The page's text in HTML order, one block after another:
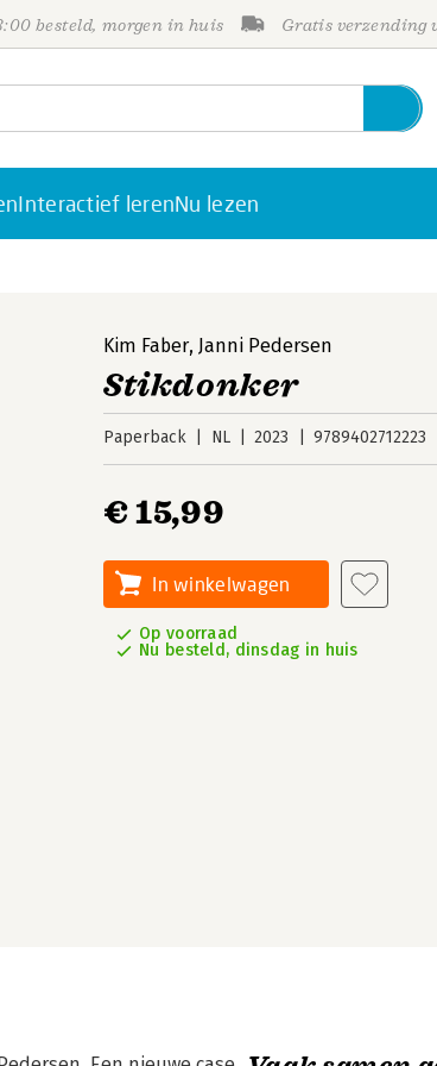
besteld, morgen in huis Gratis verzending
Interactief lerenNu lezen
Kim Faber, Janni Pedersen
Stikdonker
Paperback NL 2023 9789402712223
€ 15,99
In winkelwagen
Op voorraad
Nu besteld, dinsdag in huis